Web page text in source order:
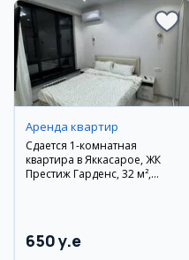
Аренда квартир
Сдается 1-комнатная
квартира в Яккасарое, ЖК
Престиж Гарденс, 32 м²,
650 y.e